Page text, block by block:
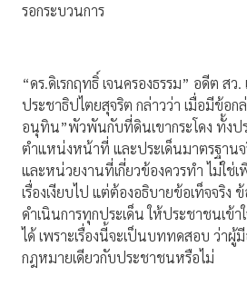
รอกระบวนการ
“ดร.ดิเรกฤทธิ์ เจนครองธรรม” อดีต ส
ประชาธิปไตยสุจริต กล่าวว่า เมื่อมีข้อก
อนุทิน”พัวพันกับที่ดินเขากระโดง ทั้งป
ตำแหน่งหน้าที่ และประเด็นมาตรฐาน
และหน่วยงานที่เกี่ยวข้องควรทำ ไม่ใช่
เรื่องเงียบไป แต่ต้องอธิบายข้อเท็จจริ
ดำเนินการทุกประเด็น ให้ประชาชนเข้า
ได้ เพราะเรื่องนี้จะเป็นบททดสอบ ว่าผู้
กฎหมายเดียวกับประชาชนหรือไม่